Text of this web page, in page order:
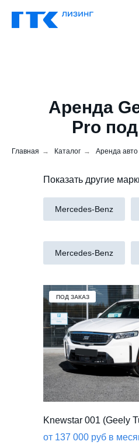
Аренда
Pro
Главная → Каталог → Аренда авто
Показать другие
Mercedes-Benz
Mercedes-Benz
Knewstar 001 (Geely
от 137 000 руб в
ПОД ЗАКАЗ